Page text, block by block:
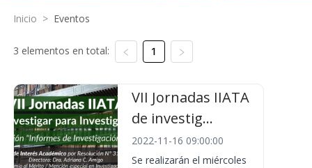
Inicio > Eventos
3 elementos en total: 1
VII Jornadas IIATA
de investig...
2022-11-16 09:00:00
Se realizarán el miércoles